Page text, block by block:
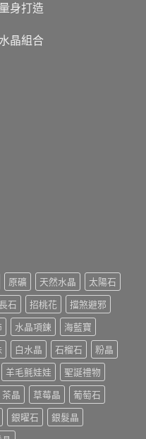
身打造
晶組合
原礦 天然水晶
太陽石
石 招桃花
擋煞避邪
水晶項鍊
海藍寶
白水晶 石榴石
粉晶
羊毛氈娃娃
聖誕禮物
茶晶 草莓晶
葡萄石
銀曜石
銀髮晶